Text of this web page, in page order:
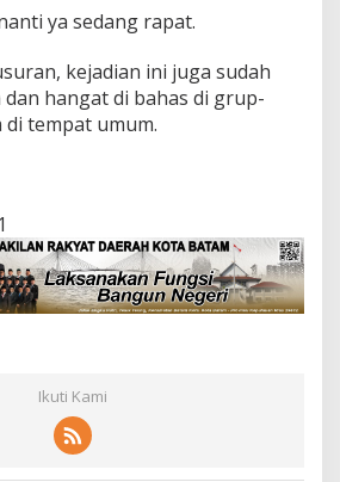
ya sedang rapat.
kejadian ini juga sudah
hangat di bahas di grup-
tempat umum.
Ikuti Kami